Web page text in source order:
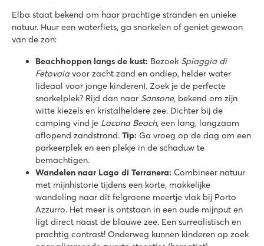
Elba staat bekend om haar prachtige stranden en unieke
natuur. Huur een waterfiets, ga snorkelen of geniet gewoon
van de zon:
Beachhoppen langs de kust: Bezoek Spiaggia di
Fetovaiavoor zacht zand en ondiep, helder water
(ideaal voor jonge kinderen). Zoek je de perfecte
snorkelplek? Rijd dan naar Sansone, bekend om zijn
witte kiezels en kristalheldere zee. Dichter bij de
camping vind je Lacona Beach, een lang, langzaam
aflopend zandstrand. Tip: Ga vroeg op de dag om een
parkeerplek en een plekje in de schaduw te
bemachtigen.
Wandelen naar Lago di Terranera: Combineer natuur
met mijnhistorie tijdens een korte, makkelijke
wandeling naar dit felgroene meertje vlak bij Porto
Azzurro. Het meer is ontstaan in een oude mijnput en
ligt direct naast de blauwe zee. Een surrealistisch en
prachtig contrast! Onderweg kunnen kinderen op zoek